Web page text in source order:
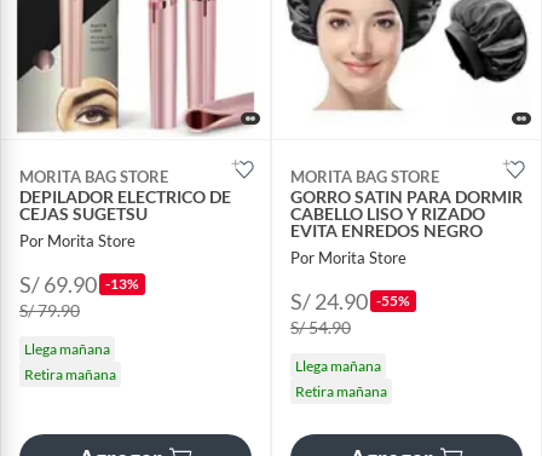
MORITA BAG STORE
DEPILADOR ELECTRICO DE
CEJAS SUGETSU
Por Morita Store
S/ 69.90 -13%
S/ 79.90
Llega mañana
Retira mañana
MORITA BAG STORE
GORRO SATIN PARA DORMIR
CABELLO LISO Y RIZADO
EVITA ENREDOS NEGRO
Por Morita Store
S/ 24.90 -55%
S/ 54.90
Llega mañana
Retira mañana